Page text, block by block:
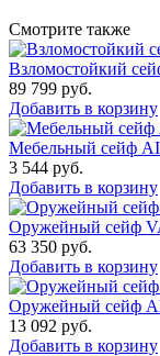
Смотрите также
Взломостойкий
89 799 руб.
Добавить в корзину
Мебельный сейф
3 544 руб.
Добавить в корзину
Оружейный сейф
63 350 руб.
Добавить в корзину
Оружейный сейф
13 092 руб.
Добавить в корзину